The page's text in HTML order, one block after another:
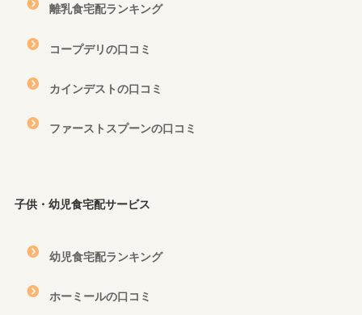
離乳食宅配ランキング
コープデリの口コミ
カインデストの口コミ
ファーストスプーンの口コミ
子供・幼児食宅配サービス
幼児食宅配ランキング
ホーミールの口コミ